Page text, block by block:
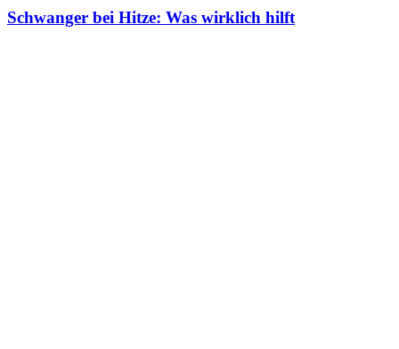
Schwanger bei Hitze: Was wirklich hilft